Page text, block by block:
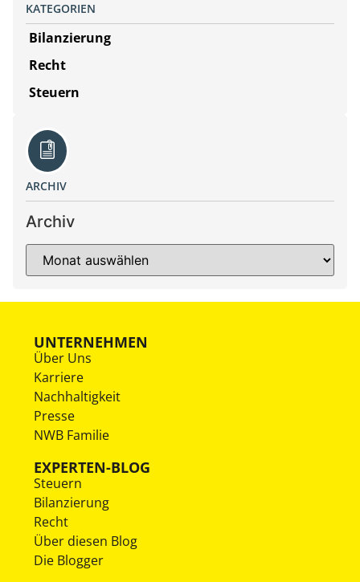
KATEGORIEN
Bilanzierung
Recht
Steuern
ARCHIV
Archiv
UNTERNEHMEN
Über Uns
Karriere
Nachhaltigkeit
Presse
NWB Familie
EXPERTEN-BLOG
Steuern
Bilanzierung
Recht
Über diesen Blog
Die Blogger